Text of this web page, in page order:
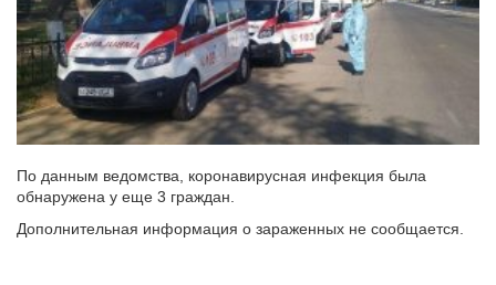
По данным ведомства, коронавирусная инфекция была
обнаружена у еще 3 граждан.
Дополнительная информация о зараженных не сообщается.